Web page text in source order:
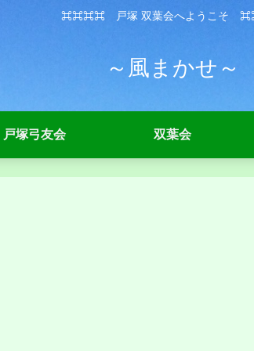
⌘⌘⌘⌘ 戸塚 双葉会へようこそ
～風まかせ～
戸塚弓友会 双葉会